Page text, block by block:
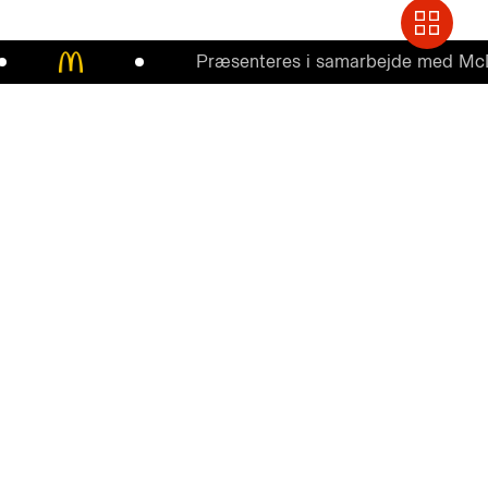
Præsenteres i samarbejde med